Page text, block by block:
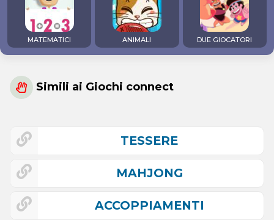
MATEMATICI ANIMALI DUE GIOCATORI
Simili ai Giochi connect
TESSERE
MAHJONG
ACCOPPIAMENTI